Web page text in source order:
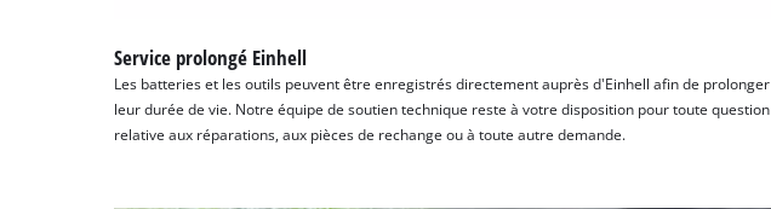
Service prolongé Einhell
Les batteries et les outils peuvent être enregistrés directement auprès d'Einhell afin de prolonger
leur durée de vie. Notre équipe de soutien technique reste à votre disposition pour toute question
relative aux réparations, aux pièces de rechange ou à toute autre demande.